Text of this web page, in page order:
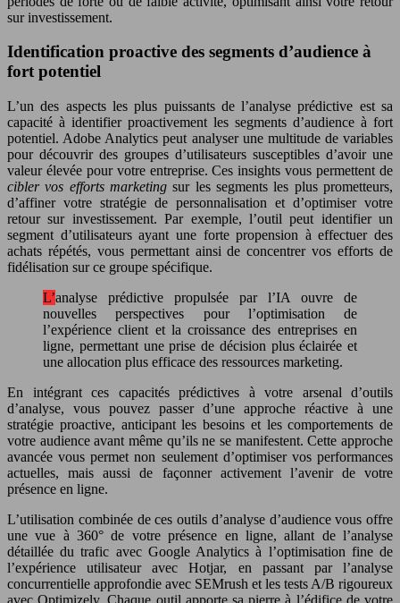
sur investissement.
Identification proactive des segments d’audience à
fort potentiel
L’un des aspects les plus puissants de l’analyse prédictive est sa
capacité à identifier proactivement les segments d’audience à fort
potentiel. Adobe Analytics peut analyser une multitude de variables
pour découvrir des groupes d’utilisateurs susceptibles d’avoir une
valeur élevée pour votre entreprise. Ces insights vous permettent de
cibler vos efforts marketing sur les segments les plus prometteurs,
d’affiner votre stratégie de personnalisation et d’optimiser votre
retour sur investissement. Par exemple, l’outil peut identifier un
segment d’utilisateurs ayant une forte propension à effectuer des
achats répétés, vous permettant ainsi de concentrer vos efforts de
fidélisation sur ce groupe spécifique.
L’analyse prédictive propulsée par l’IA ouvre de
nouvelles perspectives pour l’optimisation de
l’expérience client et la croissance des entreprises en
ligne, permettant une prise de décision plus éclairée et
une allocation plus efficace des ressources marketing.
En intégrant ces capacités prédictives à votre arsenal d’outils
d’analyse, vous pouvez passer d’une approche réactive à une
stratégie proactive, anticipant les besoins et les comportements de
votre audience avant même qu’ils ne se manifestent. Cette approche
avancée vous permet non seulement d’optimiser vos performances
actuelles, mais aussi de façonner activement l’avenir de votre
présence en ligne.
L’utilisation combinée de ces outils d’analyse d’audience vous offre
une vue à 360° de votre présence en ligne, allant de l’analyse
détaillée du trafic avec Google Analytics à l’optimisation fine de
l’expérience utilisateur avec Hotjar, en passant par l’analyse
concurrentielle approfondie avec SEMrush et les tests A/B rigoureux